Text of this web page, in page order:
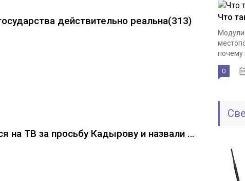
действительно реальна(313)
на ТВ за просьбу Кадырову и назвали …
Что
почему
0